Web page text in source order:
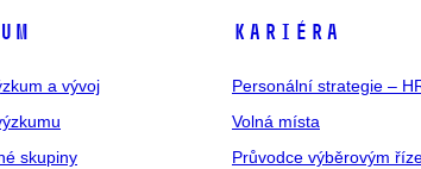
a vývoj
skupiny
KARIÉRA
Personální strategie –
Volná místa
Průvodce výběrovým